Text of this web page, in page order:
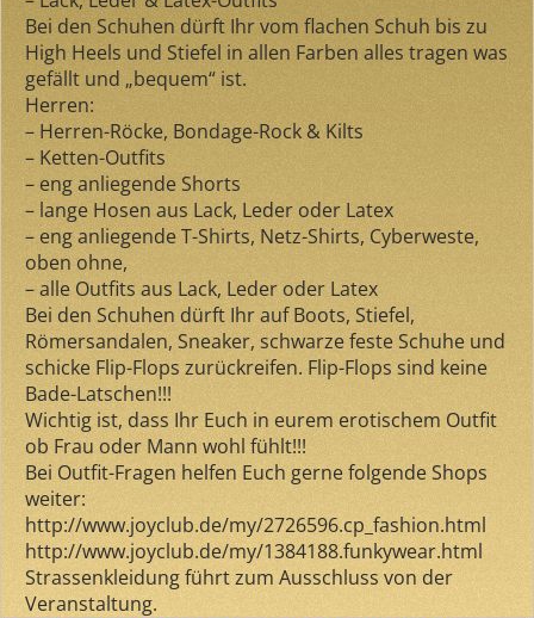
Bei den Schuhen dürft Ihr vom flachen Schuh bis zu
High Heels und Stiefel in allen Farben alles tragen was
gefällt und „bequem“ ist.
Herren:
– Herren-Röcke, Bondage-Rock & Kilts
– Ketten-Outfits
– eng anliegende Shorts
– lange Hosen aus Lack, Leder oder Latex
– eng anliegende T-Shirts, Netz-Shirts, Cyberweste,
oben ohne,
– alle Outfits aus Lack, Leder oder Latex
Bei den Schuhen dürft Ihr auf Boots, Stiefel,
Römersandalen, Sneaker, schwarze feste Schuhe und
schicke Flip-Flops zurückreifen. Flip-Flops sind keine
Bade-Latschen!!!
Wichtig ist, dass Ihr Euch in eurem erotischem Outfit
ob Frau oder Mann wohl fühlt!!!
Bei Outfit-Fragen helfen Euch gerne folgende Shops
weiter:
http://www.joyclub.de/my/2726596.cp_fashion.html
http://www.joyclub.de/my/1384188.funkywear.html
Strassenkleidung führt zum Ausschluss von der
Veranstaltung.